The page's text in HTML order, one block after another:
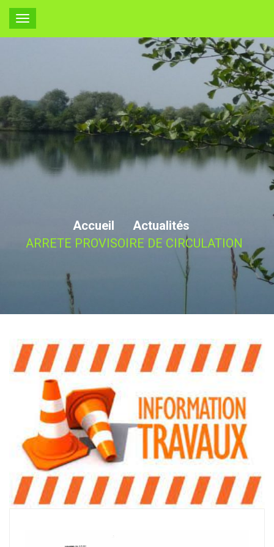
ARRETE
PROVISOIRE DE
Accueil
Actualités
ARRETE PROVISOIRE DE CIRCULATION